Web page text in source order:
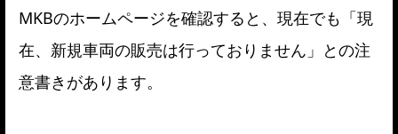
MKBのホームページを確認すると、現在でも「現
在、新規車両の販売は行っておりません」との注
意書きがあります。